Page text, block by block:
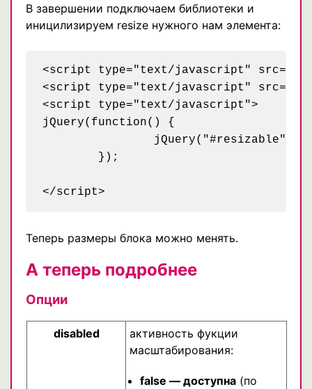
В завершении подключаем библиотеки и
иницилизируем resize нужного нам элемента:
<script type="text/javascript"
<script type="text/javascript"
<script type="text/javascript">
jQuery(function() {
Теперь размеры блока можно менять.
А теперь подробнее
Опции
disabled
активность фукции
масштабирования:
false — доступна (по